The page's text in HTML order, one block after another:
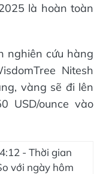
là hoàn toàn
nghiên cứu hàng
Nitesh
vàng sẽ đi lên
USD/ounce vào
- Thời gian
với ngày hôm